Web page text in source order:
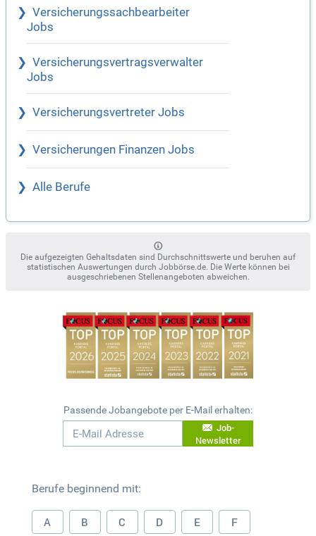
Versicherungssachbearbeiter
Jobs
Versicherungsvertragsverwalter
Jobs
Versicherungsvertreter Jobs
Versicherungen Finanzen Jobs
Alle Berufe
Die aufgezeigten Gehaltsdaten sind Durchschnittswerte und beruhen auf
statistischen Auswertungen durch Jobbörse.de. Die Werte können bei
ausgeschriebenen Stellenangeboten abweichen.
Passende Jobangebote per E-Mail erhalten:
Job-
Newsletter
Berufe beginnend mit:
A B C D E F